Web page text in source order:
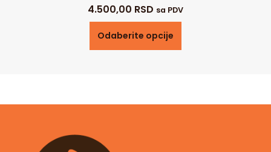
4.500,00 RSD sa PDV
Odaberite opcije